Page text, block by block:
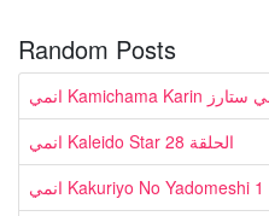
Random Posts
انمي Kaleido Star الحلقة 28